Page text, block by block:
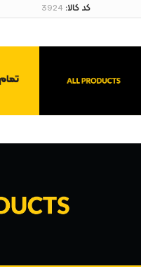
کد کالا: 3924